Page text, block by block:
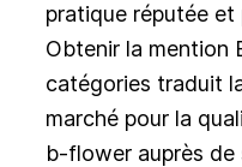
pratique réputée
Obtenir la mention
catégories traduit
marché pour la
b-flower auprès de